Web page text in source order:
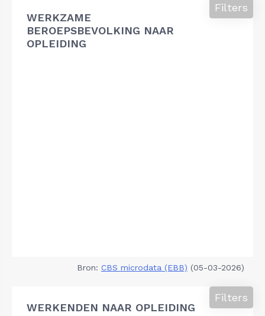
WERKZAME
BEROEPSBEVOLKING NAAR
OPLEIDING
Filters
Bron: CBS microdata (EBB) (05-03-2026)
WERKENDEN NAAR OPLEIDING
Filters